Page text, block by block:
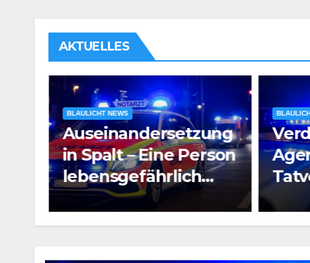
AKTUELLES
BLAULICHT NEWS
Verdacht auf
Agententätigkeit:
Tatverdächtiger in
Untersuchungshaft
e